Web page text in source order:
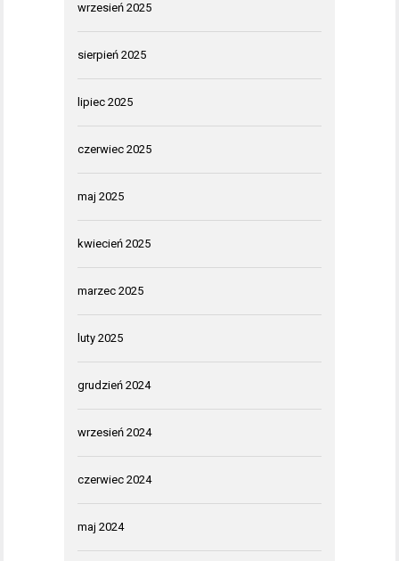
wrzesień 2025
sierpień 2025
lipiec 2025
czerwiec 2025
maj 2025
kwiecień 2025
marzec 2025
luty 2025
grudzień 2024
wrzesień 2024
czerwiec 2024
maj 2024